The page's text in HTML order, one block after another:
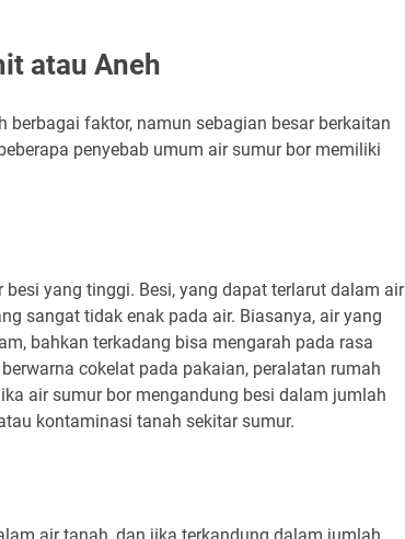
atau Aneh
faktor, namun sebagian besar berkaitan
penyebab umum air sumur bor memiliki
yang tinggi. Besi, yang dapat terlarut dalam air
sangat tidak enak pada air. Biasanya, air yang
bahkan terkadang bisa mengarah pada rasa
cokelat pada pakaian, peralatan rumah
air sumur bor mengandung besi dalam jumlah
kontaminasi tanah sekitar sumur.